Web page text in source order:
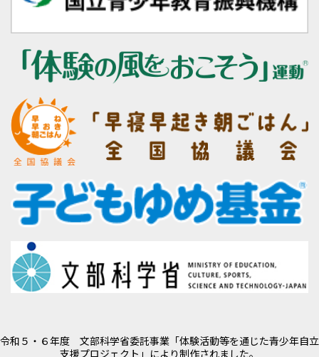
令和５・６年度 文部科学省委託事業「体験活動等を通じた青少年自立
支援プロジェクト」により制作されました。